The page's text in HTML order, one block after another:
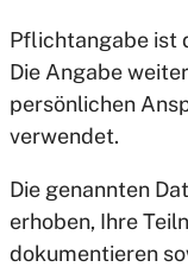
Pflichtangabe ist
Die Angabe
persönlichen
verwendet.
Die genannten
erhoben, Ihre
dokumentieren